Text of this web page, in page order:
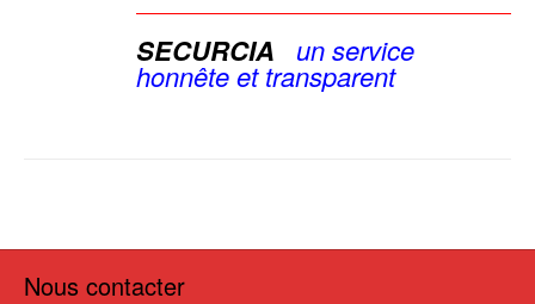
SECURCIA
un service
honnête ettransparent
Nous contacter